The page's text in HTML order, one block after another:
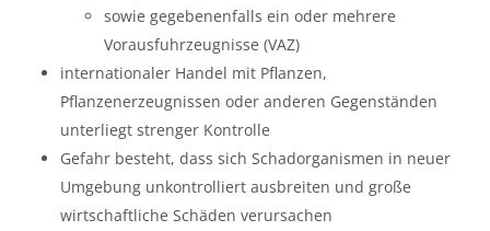
sowie gegebenenfalls ein oder mehrere
Vorausfuhrzeugnisse (VAZ)
internationaler Handel mit Pflanzen,
Pflanzenerzeugnissen oder anderen Gegenständen
unterliegt strenger Kontrolle
Gefahr besteht, dass sich Schadorganismen in neuer
Umgebung unkontrolliert ausbreiten und große
wirtschaftliche Schäden verursachen